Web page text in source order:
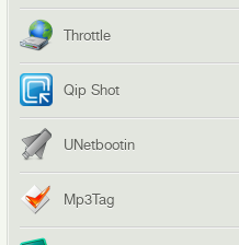
Throttle
Qip Shot
UNetbootin
Mp3Tag